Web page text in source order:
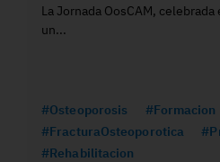
La Jornada OosCAM,
un...
#Osteoporosis #Formacion
#FracturaOsteoporotica
#Rehabilitacion